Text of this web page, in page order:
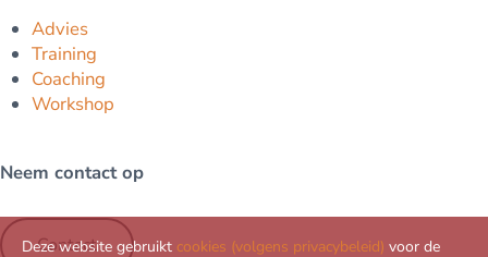
Advies
Training
Coaching
Workshop
Neem contact op
Contact
Deze website gebruikt cookies (volgens privacybeleid) voor de